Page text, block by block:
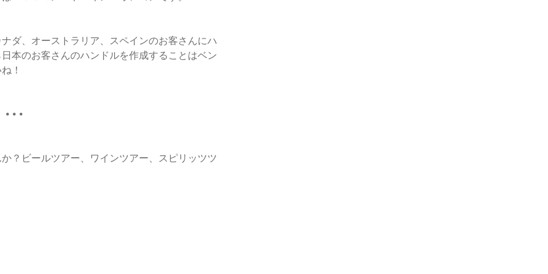
ダ、オーストラリア、スペインのお客さんにハ
本のお客さんのハンドルを作成することはベン
！
　•••
？ビールツアー、ワインツアー、スピリッツツ